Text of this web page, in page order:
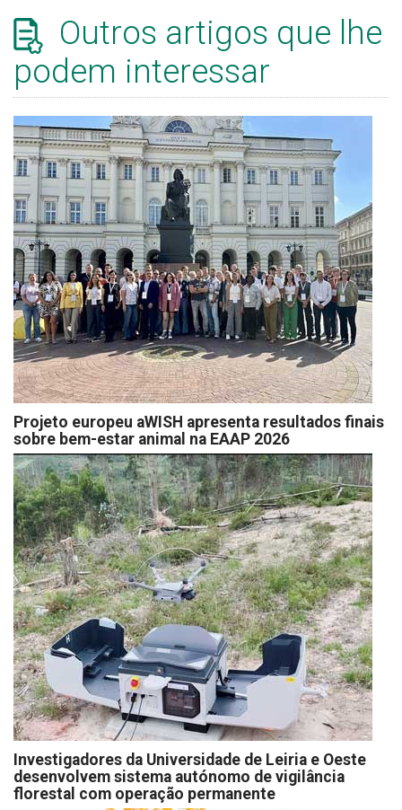
Outros artigos que lhe
podem interessar
Projeto europeu aWISH apresenta resultados finais
sobre bem-estar animal na EAAP 2026
Investigadores da Universidade de Leiria e Oeste
desenvolvem sistema autónomo de vigilância
florestal com operação permanente